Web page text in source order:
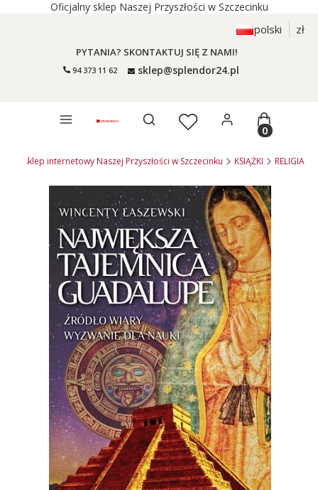
Oficjalny sklep Naszej Przyszłości w Szczecinku
polski zł
PYTANIA? SKONTAKTUJ SIĘ Z NAMI!
94 373 11 62 sklep@splendor24.pl
Otwórz wyszukiwarkęProdukty
- sklep internetowy Naszej Przyszłości w Szczecinku KSIĄŻKI RELIGIA